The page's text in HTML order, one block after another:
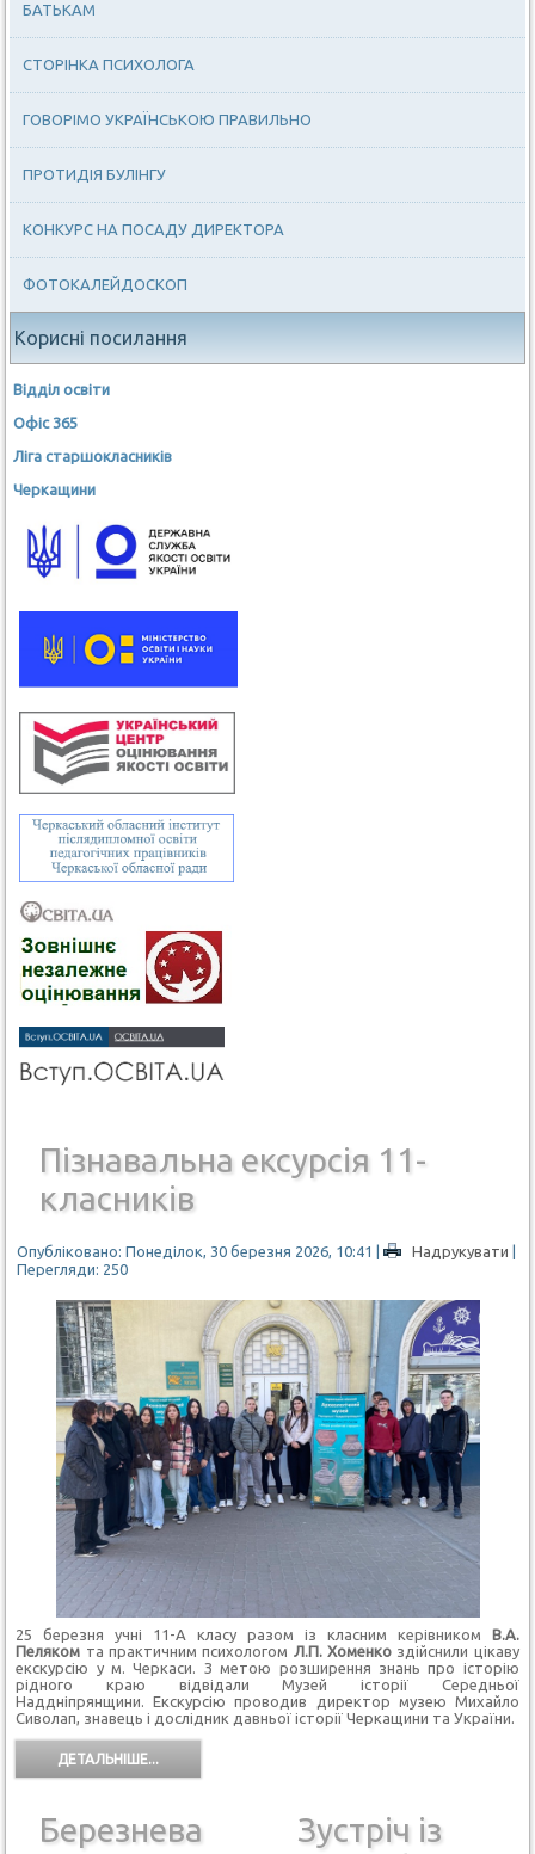
БАТЬКАМ
СТОРІНКА ПСИХОЛОГА
ГОВОРІМО УКРАЇНСЬКОЮ ПРАВИЛЬНО
ПРОТИДІЯ БУЛІНГУ
КОНКУРС НА ПОСАДУ ДИРЕКТОРА
ФОТОКАЛЕЙДОСКОП
Корисні посилання
Відділ освіти
Офіс 365
Ліга старшокласників
Черкащини
Пізнавальна ексурсія 11-
класників
Опубліковано: Понеділок, 30 березня 2026, 10:41 | Надрукувати |
Перегляди: 250
25 березня учні 11-А класу разом із класним керівником В.А.
Пеляком та практичним психологом Л.П. Хоменкоздійснили цікаву
екскурсію у м. Черкаси. З метою розширення знань про історію
рідного краю відвідали Музей історії Середньої
Наддніпрянщини. Екскурсію проводив директор музею Михайло
Сиволап, знавець і дослідник давньої історії Черкащини та України.
ДЕТАЛЬНІШЕ...
Березнева
Зустріч із